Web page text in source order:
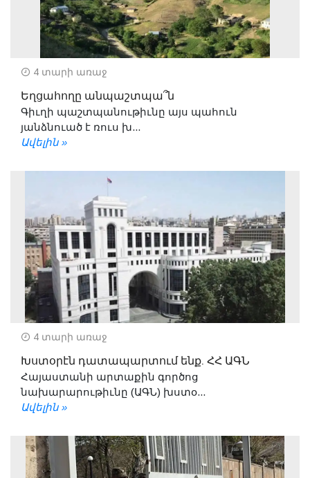
4 տարի առաջ
Եղցահողը անպաշտպա՞ն
Գիւղի պաշտպանութիւնը այս պահուն
յանձնուած է ռուս խ...
Ավելին »
4 տարի առաջ
Խստօրէն դատապարտում ենք. ՀՀ ԱԳՆ
Հայաստանի արտաքին գործոց
նախարարութիւնը (ԱԳՆ) խստօ...
Ավելին »